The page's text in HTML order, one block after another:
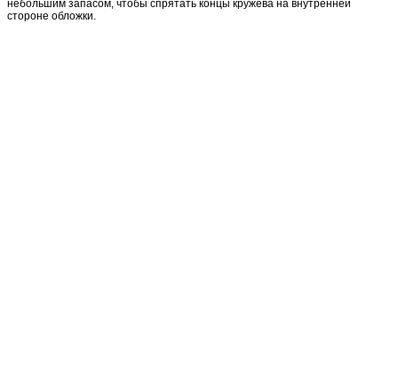
небольшим запасом, чтобы спрятать концы кружева на внутренней
стороне обложки.